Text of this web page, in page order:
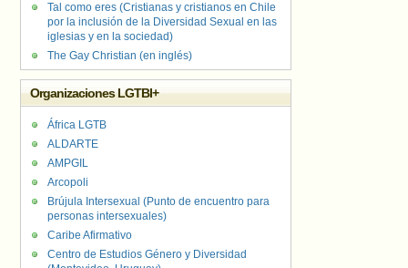
Tal como eres (Cristianas y cristianos en Chile
por la inclusión de la Diversidad Sexual en las
iglesias y en la sociedad)
The Gay Christian (en inglés)
Organizaciones LGTBI+
África LGTB
ALDARTE
AMPGIL
Arcopoli
Brújula Intersexual (Punto de encuentro para
personas intersexuales)
Caribe Afirmativo
Centro de Estudios Género y Diversidad